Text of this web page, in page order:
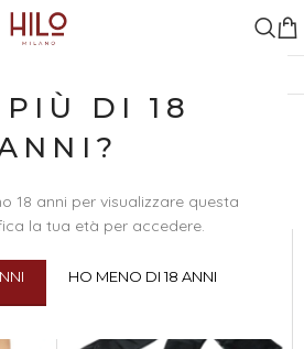
DI 18
18 anni per visualizzare questa
la tua età per accedere.
HO MENO DI 18 ANNI
/Accessori Intimi /Guanti
Visualizza 24